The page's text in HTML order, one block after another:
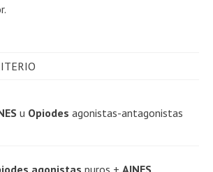
u Opiodes agonistas-antagonistas